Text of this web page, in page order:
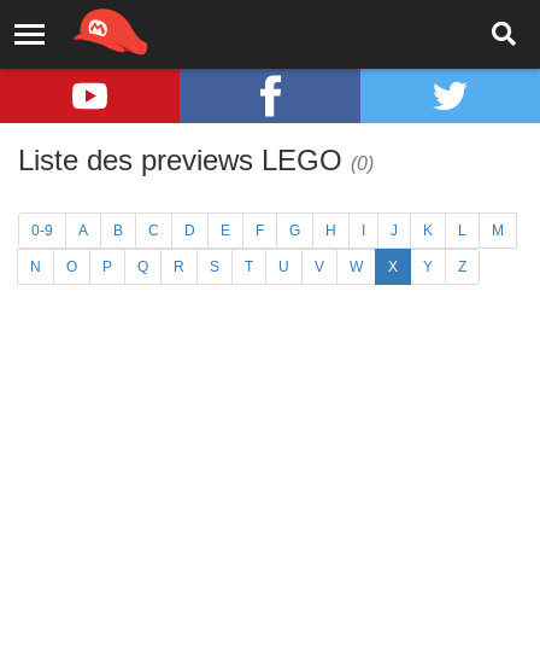
Liste des previews LEGO (0)
0-9 A B C D E F G H J K L M
N O P Q R S T U V W X Y Z